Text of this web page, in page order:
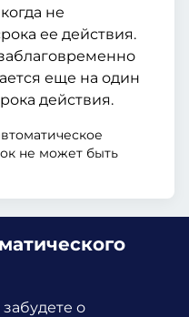
не
ее действия.
еще на один
действия.
не может быть
о